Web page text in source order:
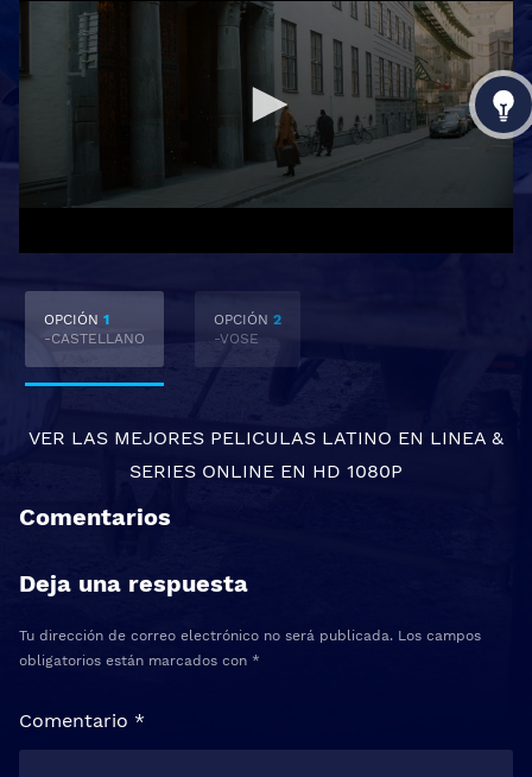
OPCIÓN 1
-CASTELLANO
OPCIÓN 2
-VOSE
VER LAS MEJORES PELICULAS LATINO EN LINEA &
SERIES ONLINE EN HD 1080P
Comentarios
Deja una respuesta
Tu dirección de correo electrónico no será publicada. Los campos
obligatorios están marcados con *
Comentario *